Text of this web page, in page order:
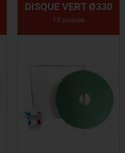
DISQUE VERT Ø330
13 pouces